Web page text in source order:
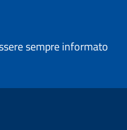
sempre informato